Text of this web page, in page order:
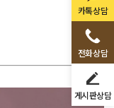
카톡상담
전화상담
게시판상담